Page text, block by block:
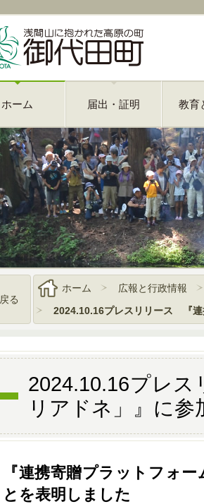
ホーム 届出・証明 教育
戻る
ホーム 広報と行政情報
2024.10.16プレスリリース 『連
2024.10.16プレ
リアドネ」』に
『連携寄贈プラットフォ
とを表明しました